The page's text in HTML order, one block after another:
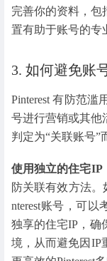
完善你的资料，包
置有助于账号的专
3. 如何避免账
Pinterest 有防范
号进行营销或其他
判定为“关联账号”
使用独立的住宅IP
防关联有效方法
nterest账号，可以
独享的住宅IP，确
境，从而避免因IP